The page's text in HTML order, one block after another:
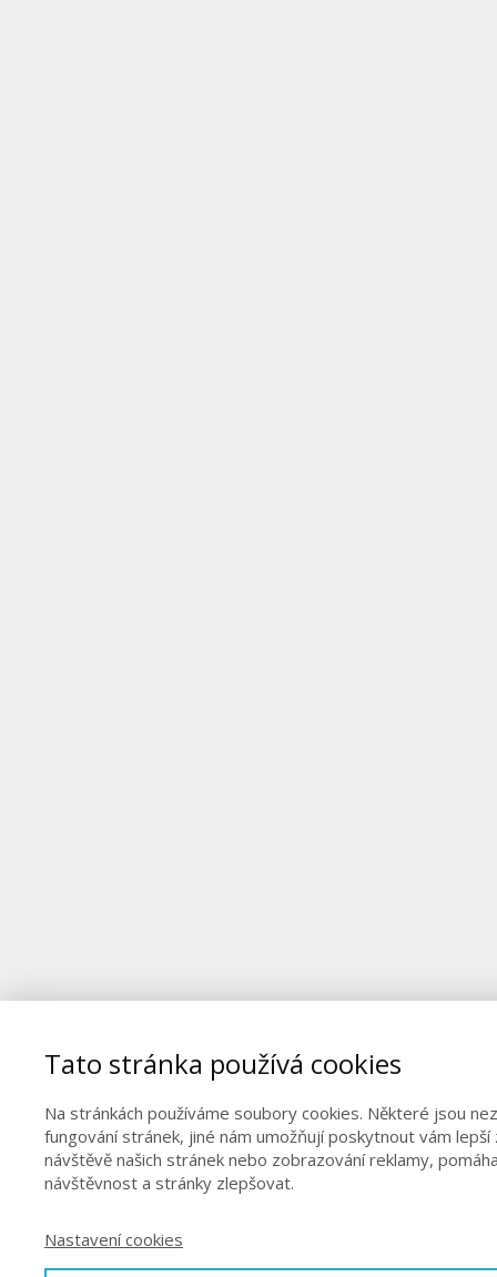
Tato stránka používá cookies
Na stránkách používáme soubory cookies. Některé jsou
fungování stránek, jiné nám umožňují poskytnout vám
návštěvě našich stránek nebo zobrazování reklamy,
návštěvnost a stránky zlepšovat.
Nastavení cookies